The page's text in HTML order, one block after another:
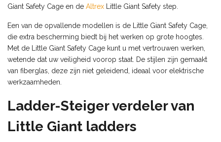
Giant Safety Cage en de Altrex Little Giant Safety step.
Een van de opvallende modellen is de Little Giant Safety Cage,
die extra bescherming biedt bij het werken op grote hoogtes.
Met de Little Giant Safety Cage kunt u met vertrouwen werken,
wetende dat uw veiligheid voorop staat. De stijlen zijn gemaakt
van fiberglas, deze zijn niet geleidend, ideaal voor elektrische
werkzaamheden.
Ladder-Steiger verdeler van
Little Giant ladders